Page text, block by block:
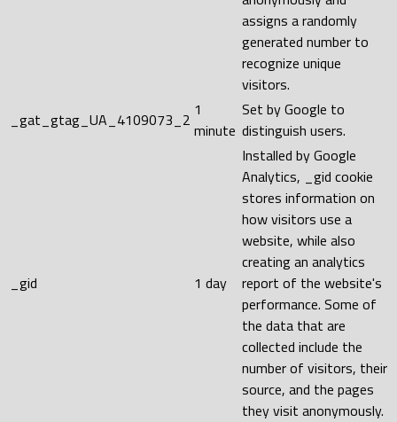
assigns a randomly
generated number to
recognize unique
visitors.
_gat_gtag_UA_4109073_2 1
minute
Set by Google to
distinguish users.
_gid 1 day
Installed by Google
Analytics, _gid cookie
stores information on
how visitors use a
website, while also
creating an analytics
report of the website's
performance. Some of
the data that are
collected include the
number of visitors, their
source, and the pages
they visit anonymously.